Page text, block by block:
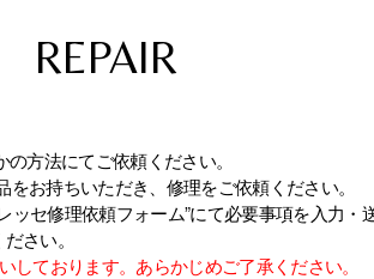
REPAIR
方法にてご依頼ください。
お持ちいただき、修理をご依頼ください。
ッセ修理依頼フォーム”にて必要事項を入力・
さい。
ております。あらかじめご了承ください。